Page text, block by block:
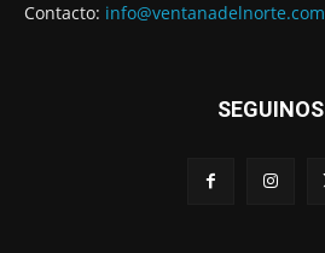
Contacto: info@ventanadelnorte.com
SEGUINOS